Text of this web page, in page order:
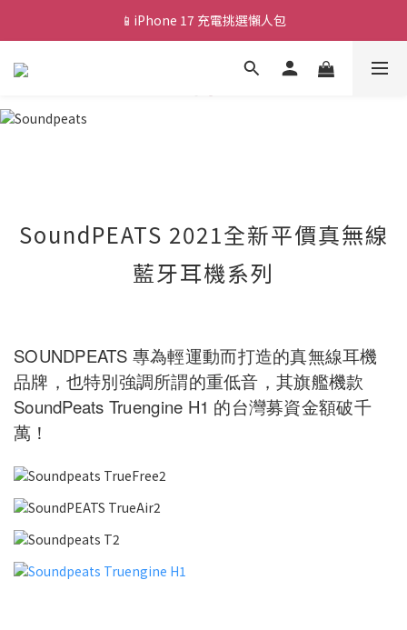
💰新會員送 $88 購物金
📱iPhone 17 充電挑選懶人包
🎟️ 去領優惠券 ▶▶
💰新會員送 $88 購物金
SoundPEATS 2021全新平價真無線
藍牙耳機系列
SOUNDPEATS 專為輕運動而打造的真無線耳機
品牌，也特別強調所謂的重低音，其旗艦機款
SoundPeats Truengine H1 的台灣募資金額破千
萬！